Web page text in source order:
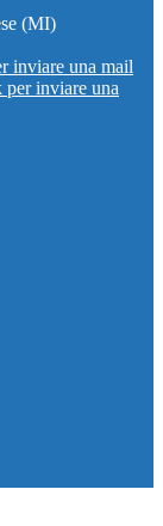
(MI)
inviare una mail
inviare una